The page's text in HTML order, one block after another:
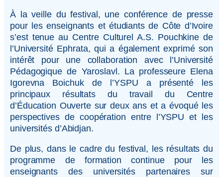
À la veille du festival, une conférence de presse
pour les enseignants et étudiants de Côte d’Ivoire
s’est tenue au Centre Culturel A.S. Pouchkine de
l’Université Ephrata, qui a également exprimé son
intérêt pour une collaboration avec l’Université
Pédagogique de Yaroslavl. La professeure Elena
Igorevna Boichuk de l’YSPU a présenté les
principaux résultats du travail du Centre
d’Éducation Ouverte sur deux ans et a évoqué les
perspectives de coopération entre l’YSPU et les
universités d’Abidjan.
De plus, dans le cadre du festival, les résultats du
programme de formation continue pour les
enseignants des universités partenaires sur